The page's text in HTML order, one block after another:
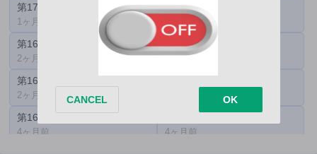
第170話
1ヶ月前
第169話
第168話
2ヶ月前
第167.2話
2ヶ月前
第167話
2ヶ月前
第165話
4ヶ月前 4ヶ月前